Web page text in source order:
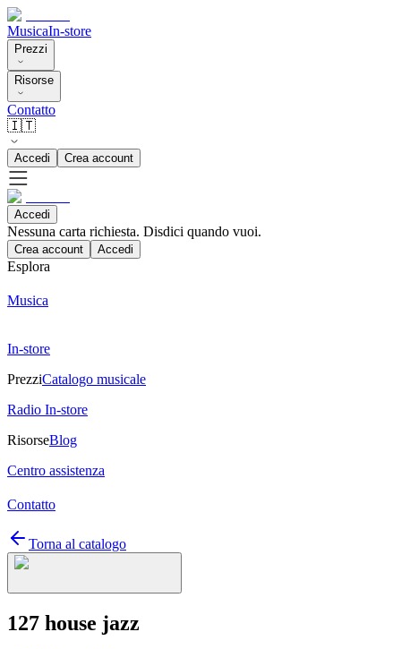
MusicaIn-store
Prezzi
Risorse
Contatto
🇮🇹
Accedi Crea account
Accedi
Nessuna carta richiesta. Disdici quando vuoi.
Crea account Accedi
Esplora
Musica
In-store
PrezziCatalogo musicale
Radio In-store
RisorseBlog
Centro assistenza
Contatto
Torna al catalogo
127 house jazz